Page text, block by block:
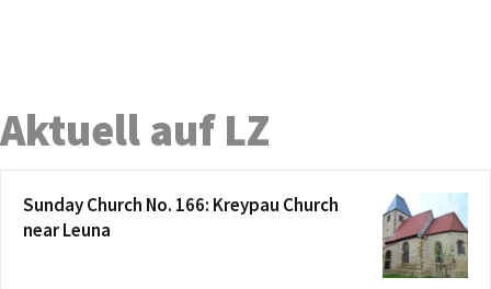
Aktuell auf LZ
Sunday Church No. 166: Kreypau Church
near Leuna